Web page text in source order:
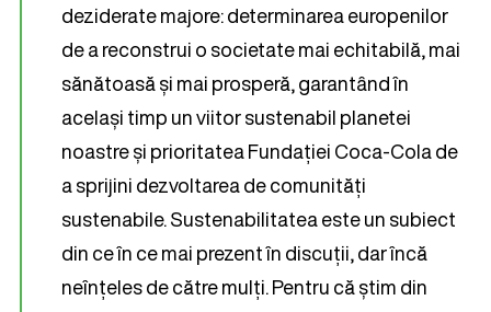
deziderate majore: determinarea europenilor
de a reconstrui o societate mai echitabilă, mai
sănătoasă și mai prosperă, garantând în
același timp un viitor sustenabil planetei
noastre și prioritatea Fundației Coca-Cola de
a sprijini dezvoltarea de comunități
sustenabile. Sustenabilitatea este un subiect
din ce în ce mai prezent în discuții, dar încă
neînțeles de către mulți. Pentru că știm din